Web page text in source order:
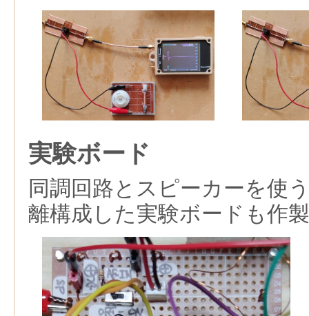
実験ボード
同調回路とスピーカーを使
離構成した実験ボードも作製